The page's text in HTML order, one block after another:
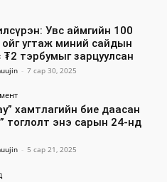
Увс аймгийн 100
угтаж миний сайдын
₮2 тэрбумыг зарцуулсан
- 7 сар 30, 2025
хамтлагийн бие даасан
тоглолт энэ сарын 24-нд
- 5 сар 21, 2025